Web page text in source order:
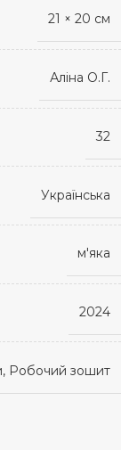
21 × 20 см
Аліна О.Г.
32
Українська
м'яка
2024
Робочий зошит